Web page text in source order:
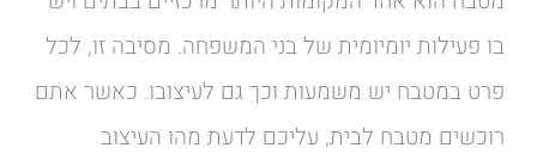
בו פעילות יומיומית של בני המשפחה. מסיבה זו, לכל
פרט במטבח יש משמעות וכך גם לעיצובו. כאשר אתם
רוכשים מטבח לבית, עליכם לדעת מהו העיצוב